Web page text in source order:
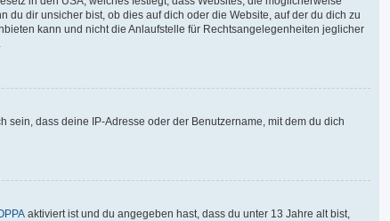
dir unsicher bist, ob dies auf dich oder die Website, auf der du dich zu
kann und nicht die Anlaufstelle für Rechtsangelegenheiten jeglicher
dass deine IP-Adresse oder der Benutzername, mit dem du dich
aktiviert ist und du angegeben hast, dass du unter 13 Jahre alt bist,